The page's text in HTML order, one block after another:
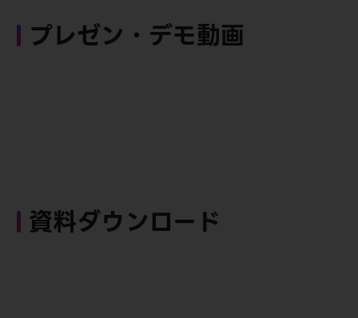
プレゼン・デモ動画
資料ダウンロード